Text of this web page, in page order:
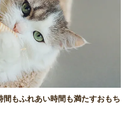
もふれあい時間も満たすおもち